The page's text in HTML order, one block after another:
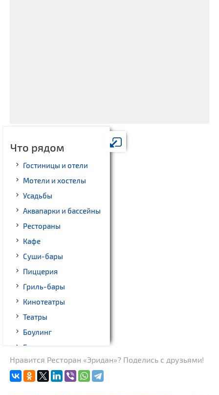
Что рядом
Гостиницы и отели
Мотели и хостелы
Усадьбы
Аквапарки и бассейны
Рестораны
Кафе
Суши-бары
Пиццерия
Гриль-бары
Кинотеатры
Театры
Боулинг
Бильярд
Казино
Торговые центры,
Нравится Ресторан «Эридан»? Поделись с друзьями!